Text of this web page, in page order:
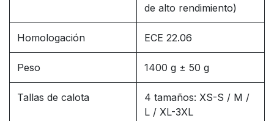
de alto rendimiento)
Homologación ECE 22.06
Peso 1400 g ± 50 g
Tallas de calota
4 tamaños: XS-S / M /
L / XL-3XL